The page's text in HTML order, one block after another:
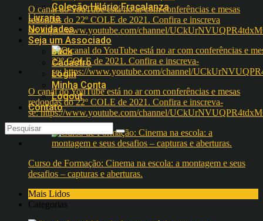
Coleção Hilário Fracalanza
Livraria
Novidades
Seja um Associado
back
Cadastro
Login
Minha Conta
Logout
Contato
O canal do YouTube está no ar com conferências e mesas
redondas do 22º COLE de 2021. Confira e inscreva
se: https://www.youtube.com/channel/
O canal do YouTube está no ar com conferências e mesas
redondas do 22º COLE de 2021. Confira e inscreva-
se: https://www.youtube.com/channel/
Curso de Formação: Cinema na escola: a montagem e seus
desafios – capturas e aberturas.
Mais Lidos
Categorias